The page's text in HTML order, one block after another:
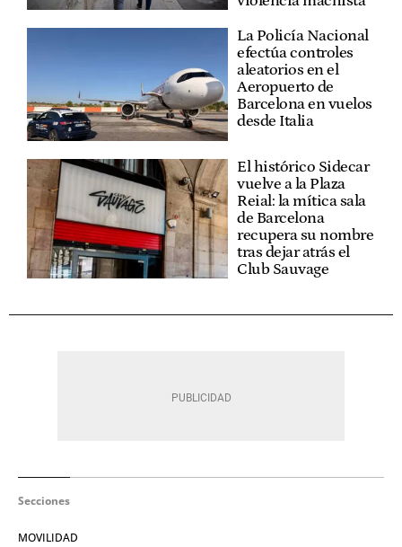
La Policía Nacional
efectúa controles
aleatorios en el
Aeropuerto de
Barcelona en vuelos
desde Italia
El histórico Sidecar
vuelve a la Plaza
Reial: la mítica sala
de Barcelona
recupera su nombre
tras dejar atrás el
Club Sauvage
Secciones
MOVILIDAD